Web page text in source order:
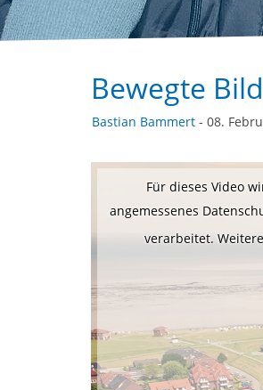
Bewegte
Bastian Bammert - 08.
Für dieses Video
angemessenes
verarbeitet.